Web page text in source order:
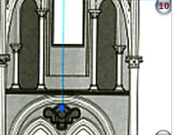
10